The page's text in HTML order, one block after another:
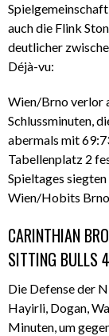
auch die Flink
deutlicher
Déjà-vu:
Wien/Brno verlor
Schlussminuten,
abermals mit
Tabellenplatz 2
Spieltages
Wien/Hobits
CARINTHIAN
SITTING
Die Defense der
Hayirli, Dogan,
Minuten, um